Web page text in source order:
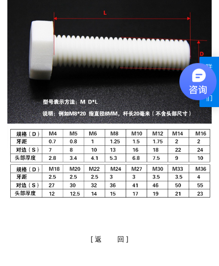
[ 返 回 ]
联
我
们